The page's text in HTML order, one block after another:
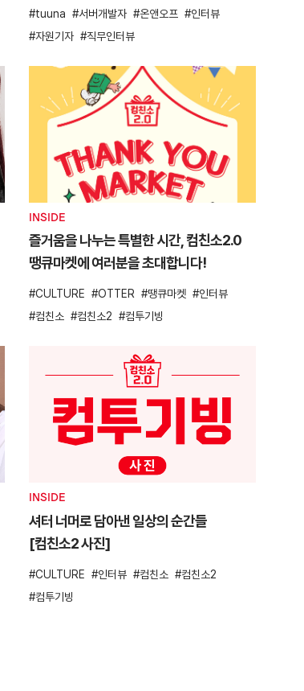
tuuna 서버개발자 온앤오프
인터뷰
자원기자
직무인터뷰
INSIDE
즐거움을 나누는 특별한 시간, 컴친소2.0
땡큐마켓에 여러분을 초대합니다!
CULTURE OTTER 땡큐마켓
인터뷰
컴친소
컴친소2 컴투기빙
INSIDE
셔터 너머로 담아낸 일상의 순간들
[컴친소2 사진]
CULTURE 인터뷰 컴친소
컴친소2
컴투기빙